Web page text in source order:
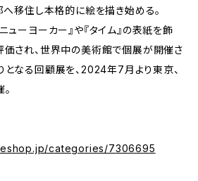
へ移住し本格的に絵を描き始める。
ーヨーカー』や『タイム』の表紙を飾
価され、世界中の美術館で個展が開催さ
となる回顧展を、2024年7月より東京、
categories/7306695